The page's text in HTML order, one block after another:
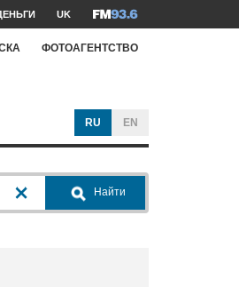
UK
ФОТОАГЕНТСТВО
RU EN
Найти